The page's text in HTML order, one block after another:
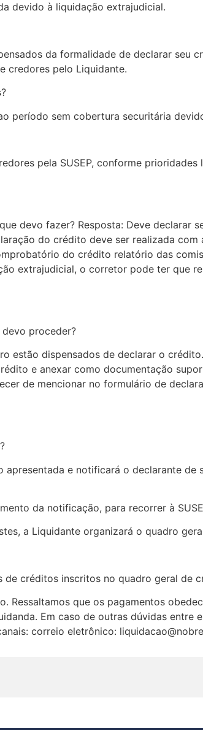
devido à liquidação extrajudicial.
da formalidade de declarar seu
credores pelo Liquidante.
período sem cobertura securitária
pela SUSEP, conforme
devo fazer? Resposta: Deve declarar
do crédito deve ser realizada
do crédito relatório das
extrajudicial, o corretor pode ter que
proceder?
estão dispensados de declarar o
e anexar como documentação
de mencionar no formulário de
e notificará o declarante
da notificação, para recorrer à
a Liquidante organizará o quadro
créditos inscritos no quadro geral de
Ressaltamos que os pagamentos
Em caso de outras dúvidas entre
correio eletrônico: